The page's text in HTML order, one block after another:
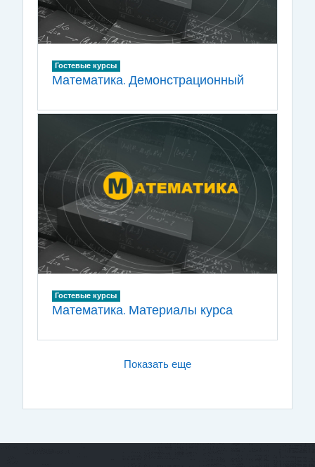
Гостевые курсы
Математика. Демонстрационный
Гостевые курсы
Математика. Материалы курса
Показать еще